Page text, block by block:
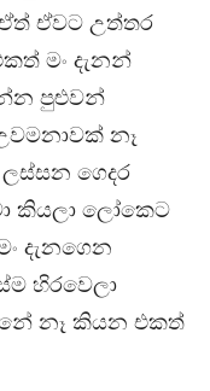
ඒවට උත්තර
මං දැනන්
පුළුවන්
නෑ
ගෙදර
කියලා ලෝකෙට
දැනගෙන
හිරවෙලා
නෑ කියන එකත්